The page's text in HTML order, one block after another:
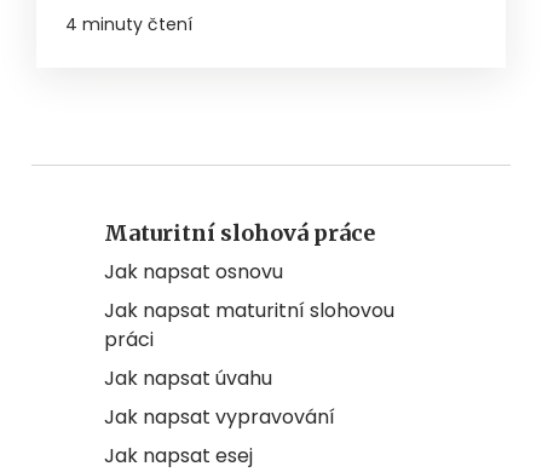
4 minuty čtení
Maturitní slohová práce
Jak napsat osnovu
Jak napsat maturitní slohovou
práci
Jak napsat úvahu
Jak napsat vypravování
Jak napsat esej